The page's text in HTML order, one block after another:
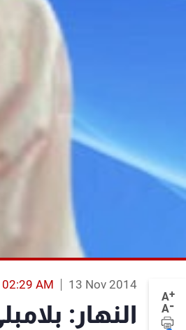
A+
A-
13 Nov 2014
02:29 AM
النهار: